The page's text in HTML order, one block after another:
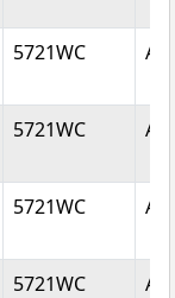
5721WC
5721WC
5721WC
5721WC